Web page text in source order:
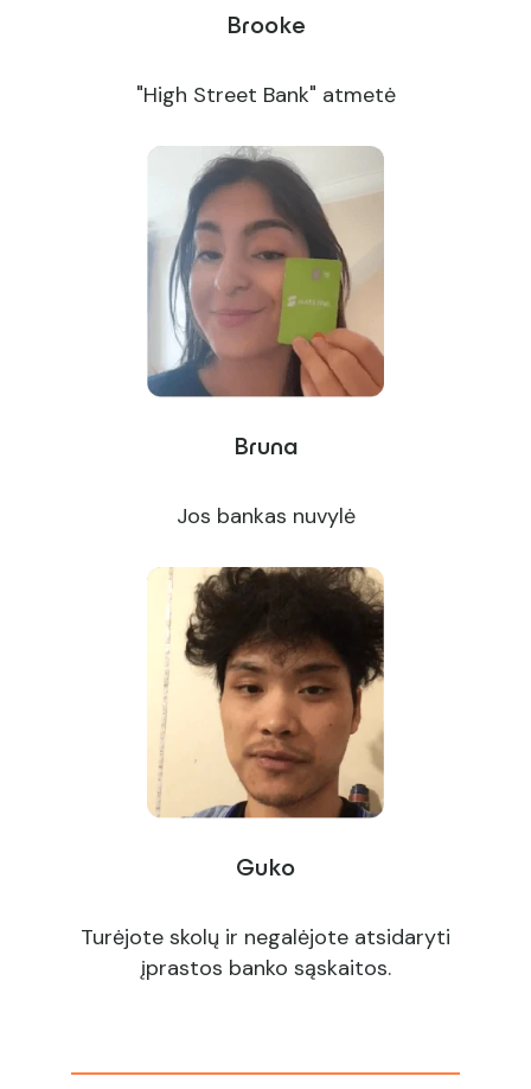
Brooke
"High Street Bank" atmetė
Bruna
Jos bankas nuvylė
Guko
Turėjote skolų ir negalėjote atsidaryti
įprastos banko sąskaitos.